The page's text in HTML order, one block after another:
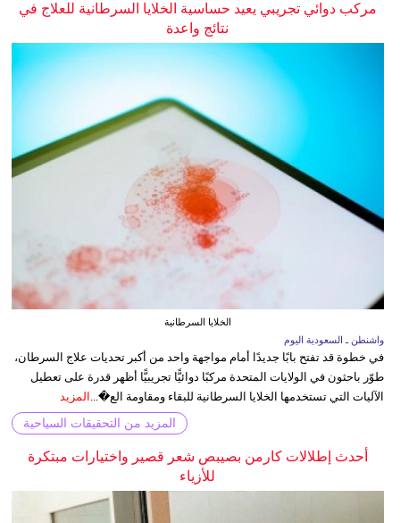
مركب دوائي تجريبي يعيد حساسية الخلايا السرطانية للعلاج في
نتائج واعدة
الخلايا السرطانية
واشنطن ـ السعودية اليوم
في خطوة قد تفتح بابًا جديدًا أمام مواجهة واحد من أكبر تحديات علاج السرطان،
طوّر باحثون في الولايات المتحدة مركبًا دوائيًّا تجريبيًّا أظهر قدرة على تعطيل
الآليات التي تستخدمها الخلايا السرطانية للبقاء ومقاومة الع�...
المزيد
المزيد من التحقيقات السياحية
أحدث إطلالات كارمن بصيبص شعر قصير واختيارات مبتكرة
للأزياء